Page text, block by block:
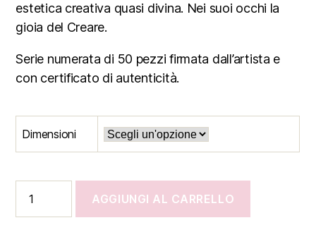
estetica creativa quasi divina. Nei suoi occhi la
gioia del Creare.
Serie numerata di 50 pezzi firmata dall’artista e
con certificato di autenticità.
Dimensioni
della
Gioventù
AGGIUNGI AL CARRELLO